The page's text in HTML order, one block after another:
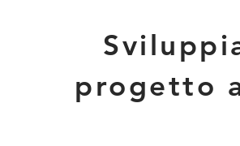
progetto